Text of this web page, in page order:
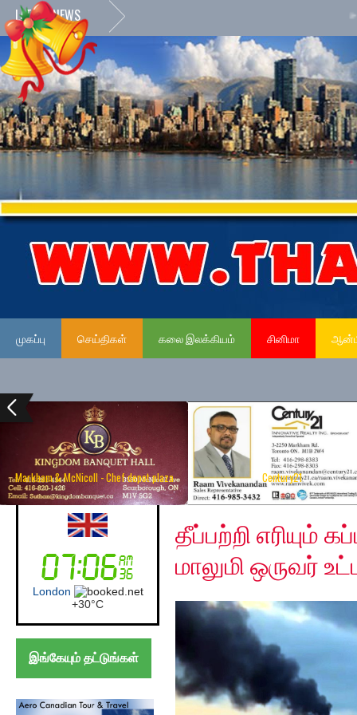
LATEST NEWS
முகப்பு செய்திகள் கலை இலக்கியம் சினிமா
Markham & McNicoll - Chef depot plaza Century21
Australia (Sydney)
Sydney
+16°C
இங்கேயும் தட்டுங்கள்
Friday, September 4,
தீப்பற்றி எரியும்
மாலுமி ஒருவர்